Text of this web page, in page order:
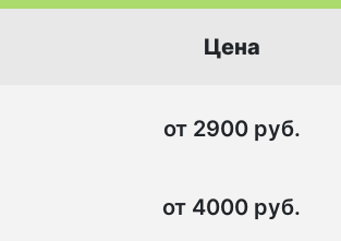
Цена
от 2900 руб.
от 4000 руб.